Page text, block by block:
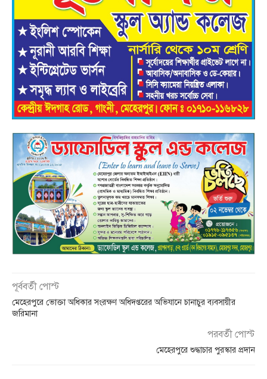
পূর্ববর্তী পোস্ট
মেহেরপুরে ভোক্তা অধিকার সংরক্ষণ অধিদপ্তরের অভিযানে চানাচুর ব্যবসায়ীর
জরিমানা
পরবর্তী পোস্ট
মেহেরপুরে শুদ্ধাচার পুরস্কার প্রদান